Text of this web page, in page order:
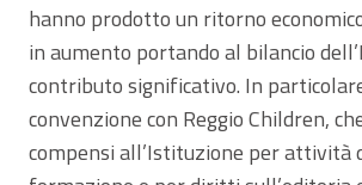
hanno prodotto un ritorno
in aumento portando al bilancio
contributo significativo. In
convenzione con Reggio Children,
compensi all’Istituzione per attività